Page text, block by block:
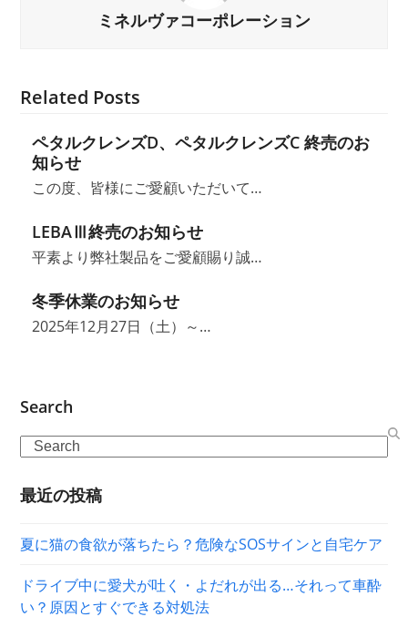
ミネルヴァコーポレーション
Related Posts
ペタルクレンズD、ペタルクレンズC 終売のお
知らせ
この度、皆様にご愛顧いただいて…
LEBAⅢ終売のお知らせ
平素より弊社製品をご愛顧賜り誠…
冬季休業のお知らせ
2025年12月27日（土）～…
Search
Search
最近の投稿
夏に猫の食欲が落ちたら？危険なSOSサインと自宅ケア
ドライブ中に愛犬が吐く・よだれが出る…それって車酔
い？原因とすぐできる対処法